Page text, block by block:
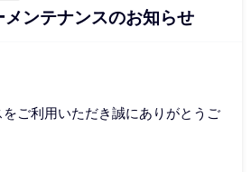
メンテナンスのお知らせ
ご利用いただき誠にありがとうご